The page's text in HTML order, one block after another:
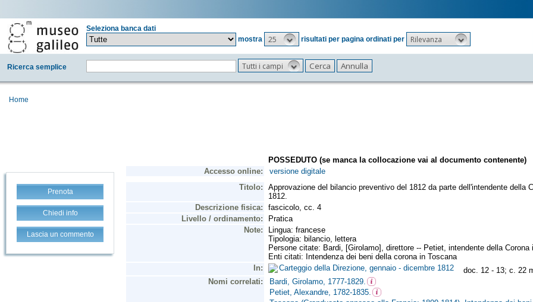
Seleziona banca dati
mostra
25 risultati per pagina ordinati per Rilevanza
Ricerca semplice Tutti i campi
Home
Prenota
Chiedi info
Lascia un commento